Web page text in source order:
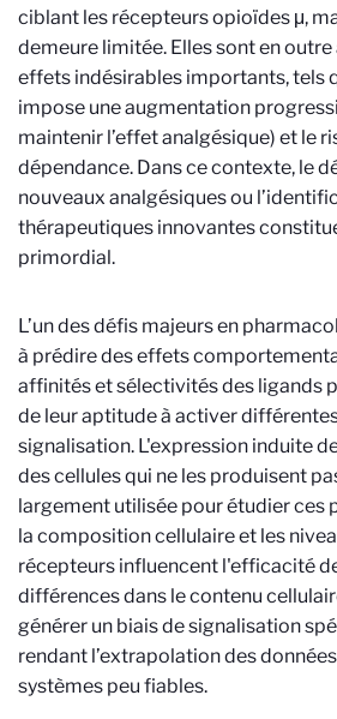
ciblant les récepteurs opioïdes μ,
demeure limitée. Elles sont en outre
effets indésirables importants, tels
impose une augmentation
maintenir l’effet analgésique) et le
dépendance. Dans ce contexte, le
nouveaux analgésiques ou
thérapeutiques innovantes
primordial.
L’un des défis majeurs en
à prédire des effets
affinités et sélectivités des ligands
de leur aptitude à activer
signalisation. L'expression induite
des cellules qui ne les produisent
largement utilisée pour étudier ces
la composition cellulaire et les
récepteurs influencent l'efficacité
différences dans le contenu
générer un biais de signalisation
rendant l’extrapolation des
systèmes peu fiables.